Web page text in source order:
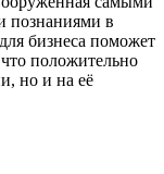
познаниями в
бизнеса поможет
что положительно
но и на её